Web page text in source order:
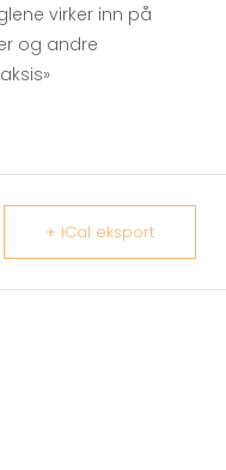
virker inn på
og andre
+ iCal eksport